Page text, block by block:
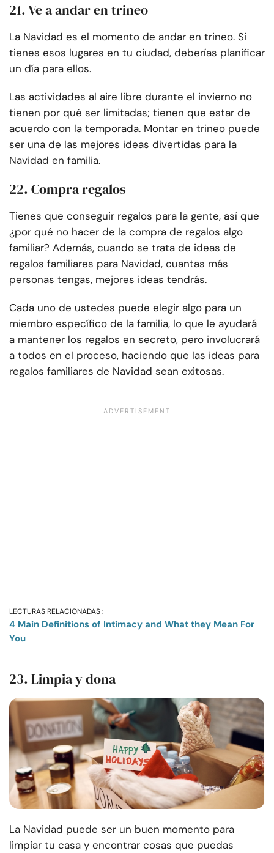
21. Ve a andar en trineo
La Navidad es el momento de andar en trineo. Si
tienes esos lugares en tu ciudad, deberías planificar
un día para ellos.
Las actividades al aire libre durante el invierno no
tienen por qué ser limitadas; tienen que estar de
acuerdo con la temporada. Montar en trineo puede
ser una de las mejores ideas divertidas para la
Navidad en familia.
22. Compra regalos
Tienes que conseguir regalos para la gente, así que
¿por qué no hacer de la compra de regalos algo
familiar? Además, cuando se trata de ideas de
regalos familiares para Navidad, cuantas más
personas tengas, mejores ideas tendrás.
Cada uno de ustedes puede elegir algo para un
miembro específico de la familia, lo que le ayudará
a mantener los regalos en secreto, pero involucrará
a todos en el proceso, haciendo que las ideas para
regalos familiares de Navidad sean exitosas.
LECTURAS RELACIONADAS :
4 Main Definitions of Intimacy and What they Mean For
You
23. Limpia y dona
La Navidad puede ser un buen momento para
limpiar tu casa y encontrar cosas que puedas